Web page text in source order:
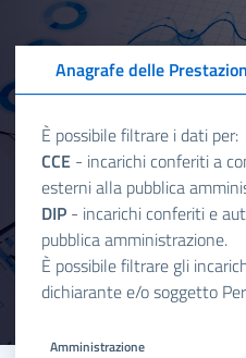
Anagrafe delle
È possibile filtrare i dati per:
CCE - incarichi conferiti a
esterni alla pubblica
DIP - incarichi conferiti e
pubblica amministrazione.
È possibile filtrare gli
dichiarante e/o soggetto
Amministrazione